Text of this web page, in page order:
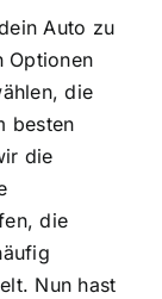
Auto zu
Optionen
die
besten
die
die
Nun hast